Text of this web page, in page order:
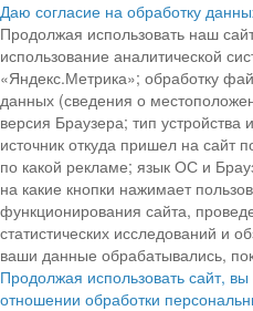
Даю согласие на обработку
Продолжая использовать наш
использование аналитической
«Яндекс.Метрика»; обработку
данных (сведения о
версия Браузера; тип устройства
источник откуда пришел на сайт
по какой рекламе; язык ОС и
на какие кнопки нажимает
функционирования сайта,
статистических исследований и
ваши данные обрабатывались,
Продолжая использовать сайт,
отношении обработки